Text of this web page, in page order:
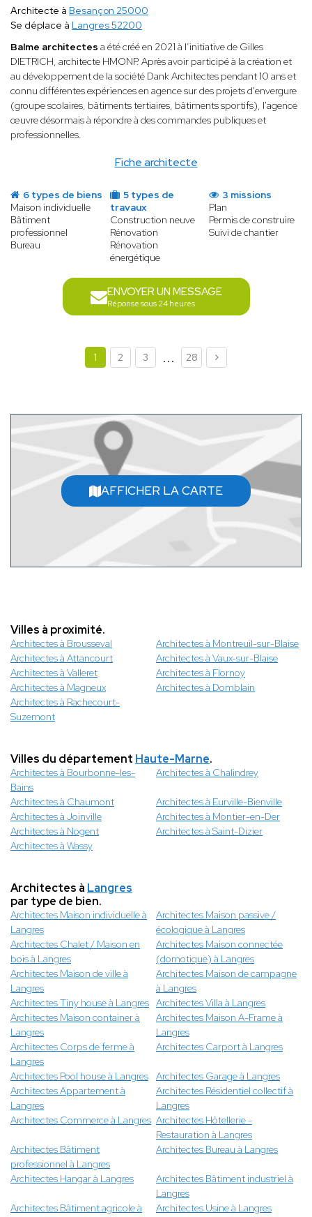
Fiche architecte
Architecte à Besançon 25000
Se déplace à Langres 52200
Balme architectes a été créé en 2021 à l’initiative de Gilles
DIETRICH, architecte HMONP. Après avoir participé à la création et
au développement de la société Dank Architectes pendant 10 ans et
connu différentes expériences en agence sur des projets d'envergure
(groupe scolaires, bâtiments tertiaires, bâtiments sportifs), l'agence
œuvre désormais à répondre à des commandes publiques et
professionnelles.
6 types de biens
Maison individuelle
Bâtiment
professionnel
Bureau
5 types de
travaux
Construction neuve
Rénovation
Rénovation
énergétique
3 missions
Plan
Permis de construire
Suivi de chantier
ENVOYER UN MESSAGE
Réponse sous 24 heures
1 2 3 ... 28
AFFICHER LA CARTE
Villes à proximité.
Architectes à Brousseval
Architectes à Montreuil-sur-Blaise
Architectes à Attancourt
Architectes à Vaux-sur-Blaise
Architectes à Valleret
Architectes à Flornoy
Architectes à Magneux
Architectes à Domblain
Architectes à Rachecourt-
Suzemont
Villes du département Haute-Marne.
Architectes à Bourbonne-les-
Bains
Architectes à Chalindrey
Architectes à Chaumont
Architectes à Eurville-Bienville
Architectes à Joinville
Architectes à Montier-en-Der
Architectes à Nogent
Architectes à Saint-Dizier
Architectes à Wassy
Architectes à Langres
par type de bien.
Architectes Maison individuelle à
Langres
Architectes Maison passive /
écologique à Langres
Architectes Chalet / Maison en
bois à Langres
Architectes Maison connectée
(domotique) à Langres
Architectes Maison de ville à
Langres
Architectes Maison de campagne
à Langres
Architectes Tiny house à Langres Architectes Villa à Langres
Architectes Maison container à
Langres
Architectes Maison A-Frame à
Langres
Architectes Corps de ferme à
Langres
Architectes Carport à Langres
Architectes Pool house à Langres
Architectes Garage à Langres
Architectes Appartement à
Langres
Architectes Résidentiel collectif à
Langres
Architectes Commerce à Langres Architectes Hôtellerie -
Restauration à Langres
Architectes Bâtiment
professionnel à Langres
Architectes Bureau à Langres
Architectes Hangar à Langres
Architectes Bâtiment industriel à
Langres
Architectes Bâtiment agricole à
Architectes Usine à Langres